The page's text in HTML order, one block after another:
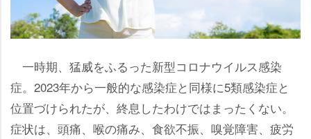
一時期、猛威をふるった新型コロナウイルス感染
症。2023年から一般的な感染症と同様に5類感染症と
位置づけられたが、終息したわけではまったくない。
症状は、頭痛、喉の痛み、食欲不振、嗅覚障害、疲労